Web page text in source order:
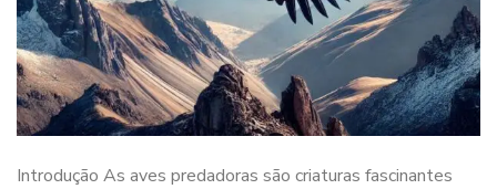
Introdução As aves predadoras são criaturas fascinantes